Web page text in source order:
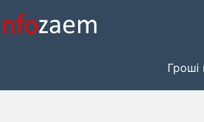
Гроші